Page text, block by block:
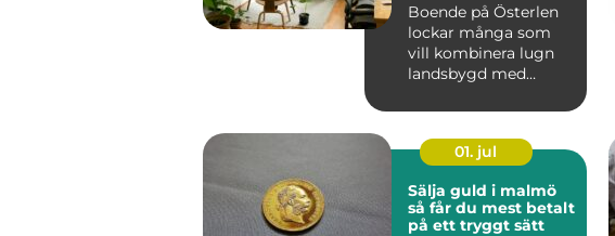
Boende på Österlen
lockar många som
vill kombinera lugn
landsbygd med
01. jul
Sälja guld i malmö
så får du mest betalt
på ett tryggt sätt